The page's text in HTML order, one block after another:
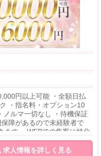
円以上可能 ・全額日払
・指名料・オプション10
ノルマ一切なし ・待機保証
障があるので未経験者で
ます。 WEBでの集客に特化
帰ることはあまりございま
でお給料が減ることは一切
求人情報を詳しく見る